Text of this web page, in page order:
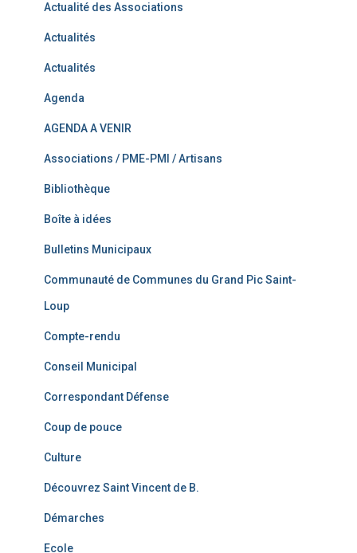
Actualité des Associations
Actualités
Actualités
Agenda
AGENDA A VENIR
Associations / PME-PMI / Artisans
Bibliothèque
Boîte à idées
Bulletins Municipaux
Communauté de Communes du Grand Pic Saint-
Loup
Compte-rendu
Conseil Municipal
Correspondant Défense
Coup de pouce
Culture
Découvrez Saint Vincent de B.
Démarches
Ecole